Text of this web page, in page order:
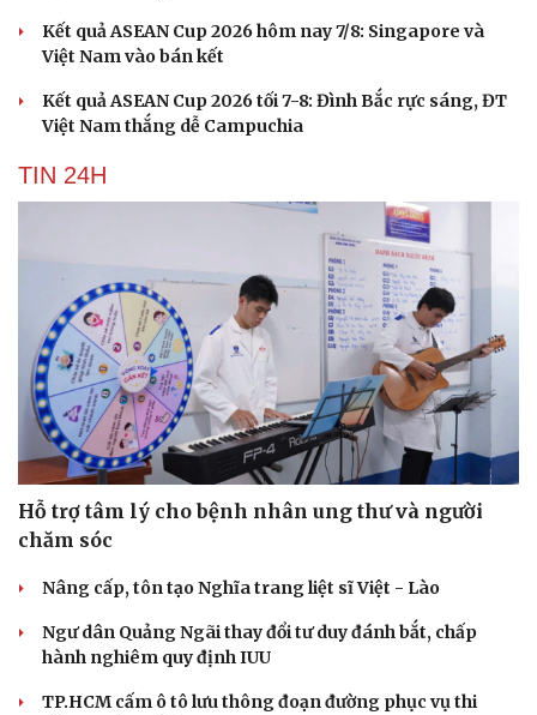
Kết quả ASEAN Cup 2026 hôm nay 7/8: Singapore và
Việt Nam vào bán kết
Kết quả ASEAN Cup 2026 tối 7-8: Đình Bắc rực sáng, ĐT
Việt Nam thắng dễ Campuchia
TIN 24H
Hỗ trợ tâm lý cho bệnh nhân ung thư và người
chăm sóc
Nâng cấp, tôn tạo Nghĩa trang liệt sĩ Việt - Lào
Ngư dân Quảng Ngãi thay đổi tư duy đánh bắt, chấp
hành nghiêm quy định IUU
TP.HCM cấm ô tô lưu thông đoạn đường phục vụ thi